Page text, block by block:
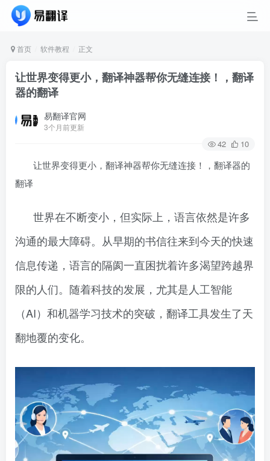
首页 软件教程 正文
让世界变得更小，翻译神器帮你无缝连接！，翻译
器的翻译
易翻译官网
3个月前更新
42 10
让世界变得更小，翻译神器帮你无缝连接！，翻译器的
翻译
世界在不断变小，但实际上，语言依然是许多
沟通的最大障碍。从早期的书信往来到今天的快速
信息传递，语言的隔阂一直困扰着许多渴望跨越界
限的人们。随着科技的发展，尤其是人工智能
（AI）和机器学习技术的突破，翻译工具发生了天
翻地覆的变化。